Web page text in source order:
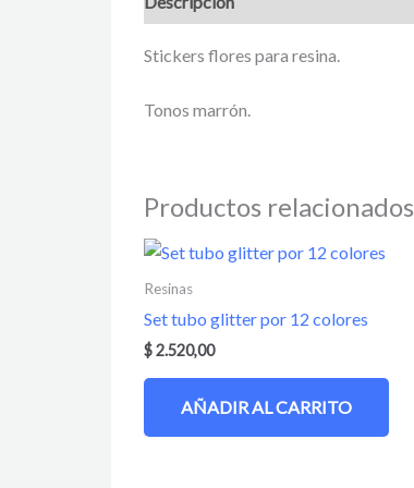
Stickers flores para resina.
Tonos marrón.
Productos relacionados
Resinas
Set tubo glitter por 12 colores
$2.520,00
AÑADIR AL CARRITO